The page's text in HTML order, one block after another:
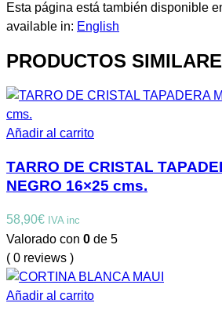
Esta página está también disponible
available in: English
PRODUCTOS
Añadir al carrito
TARRO DE CRISTAL
NEGRO 16×25 cms.
58,90€ IVA inc
Valorado con 0 de 5
( 0 reviews )
Añadir al carrito